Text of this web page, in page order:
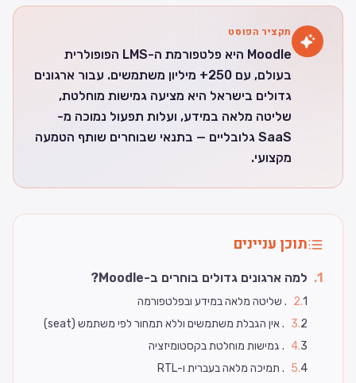
תקציר הפוסט
Moodle היא פלטפורמת ה-LMS הפופולרית
בעולם, עם 250+ מיליון משתמשים. עבור ארגונים
גדולים בישראל היא מציעה גמישות מוחלטת,
שליטה מלאה במידע, ועלות תפעול נמוכה מ-
SaaS גלובליים — בתנאי שבוחרים שותף הטמעה
מקצועי.
תוכן עניינים
1
. למה ארגונים גדולים בוחרים ב-Moodle?
2.1. שליטה מלאה במידע ובפלטפורמה
3.2. אין הגבלת משתמשים וללא תמחור לפי משתמש (seat)
4.3. גמישות מוחלטת בקסטומיזציה
5.4. תמיכה מלאה בעברית ו-RTL